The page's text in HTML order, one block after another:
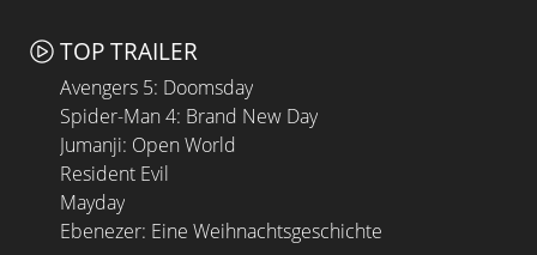
TOP TRAILER
Avengers 5: Doomsday
Spider-Man 4: Brand New Day
Jumanji: Open World
Resident Evil
Mayday
Ebenezer: Eine Weihnachtsgeschichte